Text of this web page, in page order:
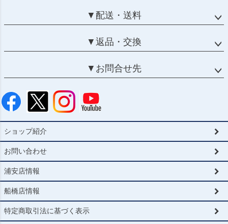
▼配送・送料
▼返品・交換
▼お問合せ先
ショップ紹介
お問い合わせ
浦安店情報
船橋店情報
特定商取引法に基づく表示